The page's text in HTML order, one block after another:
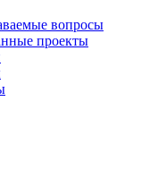
вопросы
проекты